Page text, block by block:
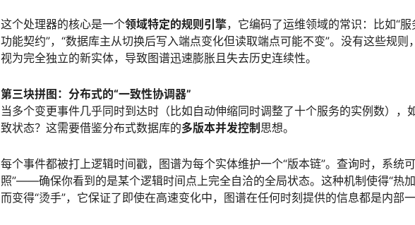
这个处理器的核心是一个领域特定的规则引擎，它编码了运维领域的常识：比如“
功能契约”，“数据库主从切换后写入端点变化但读取端点可能不变”。没有这些规则
视为完全独立的新实体，导致图谱迅速膨胀且失去历史连续性。
第三块拼图：分布式的“一致性协调器”
当多个变更事件几乎同时到达时（比如自动伸缩同时调整了十个服务的实例数），
致状态？这需要借鉴分布式数据库的多版本并发控制 思想。
每个事件都被打上逻辑时间戳，图谱为每个实体维护一个“版本链”。查询时，系统
照”——确保你看到的是某个逻辑时间点上完全自洽的全局状态。这种机制使得“热
而变得“烫手”，它保证了即使在高速变化中，图谱在任何时刻提供的信息都是内部一